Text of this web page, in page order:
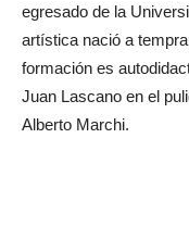
egresado de la
artística nació a
formación es
Juan Lascano en el
Alberto Marchi.